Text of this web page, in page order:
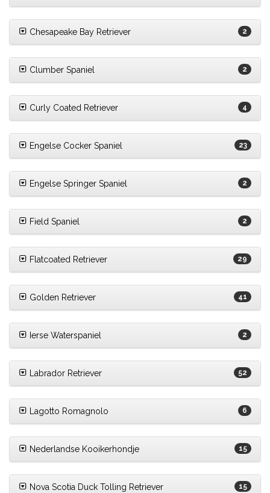
Chesapeake Bay Retriever 2
Clumber Spaniel 2
Curly Coated Retriever 4
Engelse Cocker Spaniel 23
Engelse Springer Spaniel 2
Field Spaniel 2
Flatcoated Retriever 29
Golden Retriever 41
Ierse Waterspaniel 2
Labrador Retriever 52
Lagotto Romagnolo 6
Nederlandse Kooikerhondje 15
Nova Scotia Duck Tolling Retriever 15